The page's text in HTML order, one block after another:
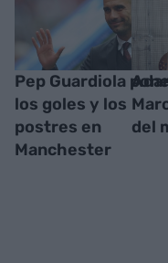
Pep Guardiola
los goles y los
postres en
Manchester
del